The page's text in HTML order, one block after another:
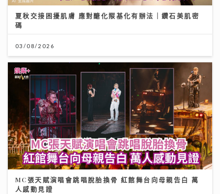
夏秋交接困擾肌膚 應對醣化羰基化有辦法｜鑽石美肌密
碼
03/08/2026
MC張天賦演唱會跳唱脫胎換骨 紅館舞台向母親告白 萬
人感動見證